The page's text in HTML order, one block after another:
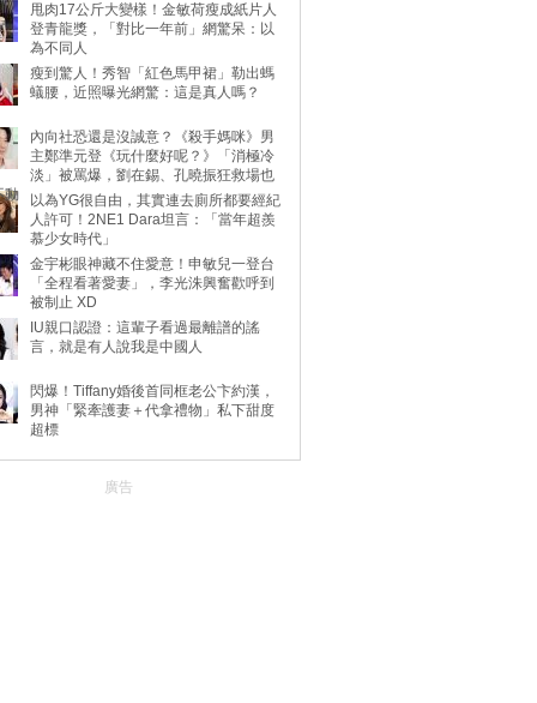
甩肉17公斤大變樣！金敏荷瘦成紙片人
登青龍獎，「對比一年前」網驚呆：以
為不同人
瘦到驚人！秀智「紅色馬甲裙」勒出螞
蟻腰，近照曝光網驚：這是真人嗎？
內向社恐還是沒誠意？《殺手媽咪》男
主鄭準元登《玩什麼好呢？》「消極冷
淡」被罵爆，劉在錫、孔曉振狂救場也
動
以為YG很自由，其實連去廁所都要經紀
人許可！2NE1 Dara坦言：「當年超羨
慕少女時代」
金宇彬眼神藏不住愛意！申敏兒一登台
「全程看著愛妻」，李光洙興奮歡呼到
被制止 XD
IU親口認證：這輩子看過最離譜的謠
言，就是有人說我是中國人
閃爆！Tiffany婚後首同框老公卞約漢，
男神「緊牽護妻＋代拿禮物」私下甜度
超標
廣告